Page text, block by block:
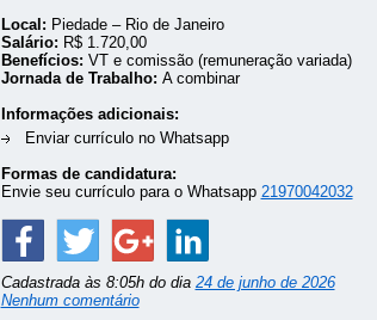
Local: Piedade – Rio de Janeiro
Salário: R$ 1.720,00
Benefícios: VT e comissão (remuneração variada)
Jornada de Trabalho: A combinar
Informações adicionais:
Enviar currículo no Whatsapp
Formas de candidatura:
Envie seu currículo para o Whatsapp 21970042032
Cadastrada às 8:05h do dia 24 de junho de 2026
Nenhum comentário